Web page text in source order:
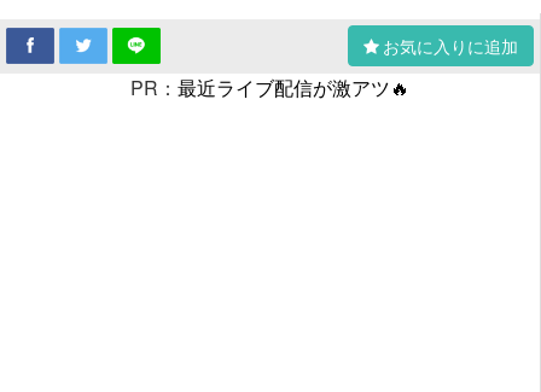
お気に入りに追加
PR： 最近ライブ配信が激アツ🔥